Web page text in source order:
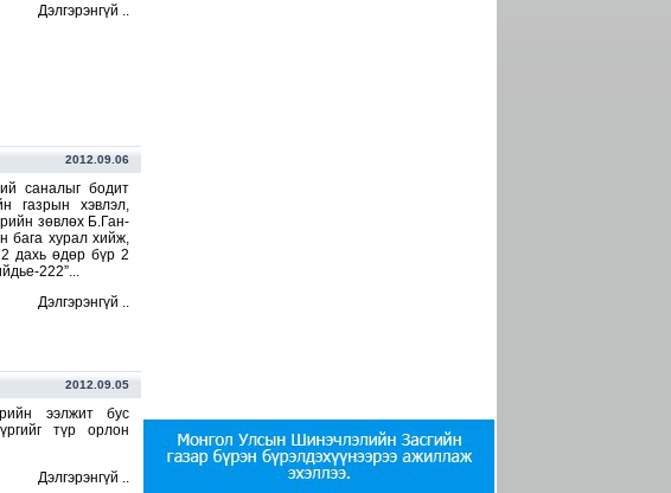
Дэлгэрэнгүй ..
2012.09.06
саналыг бодит
газрын хэвлэл,
зөвлөх Б.Ган-
бага хурал хийж,
дахь өдөр бүр 2
222”...
Дэлгэрэнгүй ..
2012.09.05
ээлжит бус
түр орлон
Дэлгэрэнгүй ..